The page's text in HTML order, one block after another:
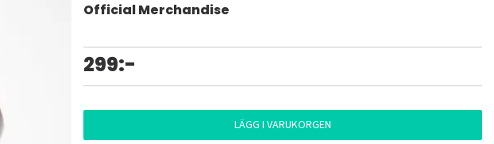
Official Merchandise
299:-
LÄGG I VARUKORGEN